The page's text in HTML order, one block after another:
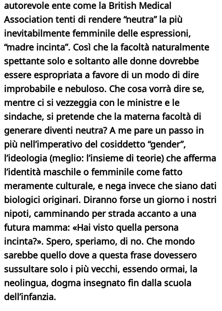
autorevole ente come la British Medical
Association tenti di rendere “neutra” la più
inevitabilmente femminile delle espressioni,
“madre incinta”. Così che la facoltà naturalmente
spettante solo e soltanto alle donne dovrebbe
essere espropriata a favore di un modo di dire
improbabile e nebuloso. Che cosa vorrà dire se,
mentre ci si vezzeggia con le ministre e le
sindache, si pretende che la materna facoltà di
generare diventi neutra? A me pare un passo in
più nell’imperativo del cosiddetto “gender”,
l’ideologia (meglio: l’insieme di teorie) che afferma
l’identità maschile o femminile come fatto
meramente culturale, e nega invece che siano dati
biologici originari. Diranno forse un giorno i nostri
nipoti, camminando per strada accanto a una
futura mamma: «Hai visto quella persona
incinta?». Spero, speriamo, di no. Che mondo
sarebbe quello dove a questa frase dovessero
sussultare solo i più vecchi, essendo ormai, la
neolingua, dogma insegnato fin dalla scuola
dell’infanzia.